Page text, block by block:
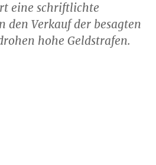
eine schriftlichte
Verkauf der besagten
hohe Geldstrafen.